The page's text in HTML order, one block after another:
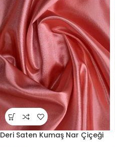
Deri Saten Kumaş Nar Çiçeği